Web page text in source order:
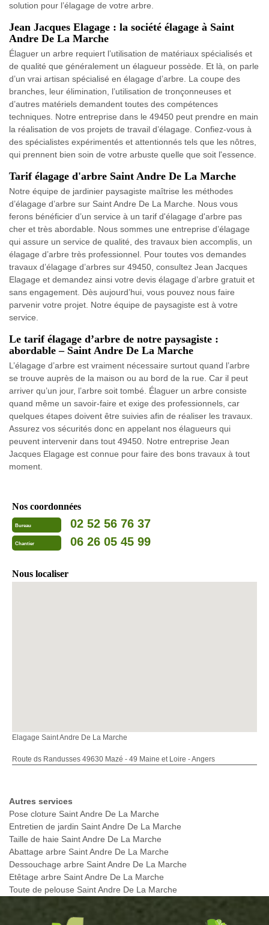
solution pour l’élagage de votre arbre.
Jean Jacques Elagage : la société élagage à Saint
Andre De La Marche
Élaguer un arbre requiert l’utilisation de matériaux spécialisés et
de qualité que généralement un élagueur possède. Et là, on parle
d’un vrai artisan spécialisé en élagage d’arbre. La coupe des
branches, leur élimination, l’utilisation de tronçonneuses et
d’autres matériels demandent toutes des compétences
techniques. Notre entreprise dans le 49450 peut prendre en main
la réalisation de vos projets de travail d’élagage. Confiez-vous à
des spécialistes expérimentés et attentionnés tels que les nôtres,
qui prennent bien soin de votre arbuste quelle que soit l'essence.
Tarif élagage d'arbre Saint Andre De La Marche
Notre équipe de jardinier paysagiste maîtrise les méthodes
d’élagage d’arbre sur Saint Andre De La Marche. Nous vous
ferons bénéficier d’un service à un tarif d'élagage d'arbre pas
cher et très abordable. Nous sommes une entreprise d’élagage
qui assure un service de qualité, des travaux bien accomplis, un
élagage d’arbre très professionnel. Pour toutes vos demandes
travaux d’élagage d’arbres sur 49450, consultez Jean Jacques
Elagage et demandez ainsi votre devis élagage d’arbre gratuit et
sans engagement. Dès aujourd’hui, vous pouvez nous faire
parvenir votre projet. Notre équipe de paysagiste est à votre
service.
Le tarif élagage d’arbre de notre paysagiste :
abordable – Saint Andre De La Marche
L’élagage d’arbre est vraiment nécessaire surtout quand l’arbre
se trouve auprès de la maison ou au bord de la rue. Car il peut
arriver qu’un jour, l’arbre soit tombé. Élaguer un arbre consiste
quand même un savoir-faire et exige des professionnels, car
quelques étapes doivent être suivies afin de réaliser les travaux.
Assurez vos sécurités donc en appelant nos élagueurs qui
peuvent intervenir dans tout 49450. Notre entreprise Jean
Jacques Elagage est connue pour faire des bons travaux à tout
moment.
Nos coordonnées
Bureau 02 52 56 76 37
Chantier 06 26 05 45 99
Nous localiser
Elagage Saint Andre De La Marche
Route ds Randusses 49630 Mazé - 49 Maine et Loire - Angers
Autres services
Pose cloture Saint Andre De La Marche
Entretien de jardin Saint Andre De La Marche
Taille de haie Saint Andre De La Marche
Abattage arbre Saint Andre De La Marche
Dessouchage arbre Saint Andre De La Marche
Etêtage arbre Saint Andre De La Marche
Toute de pelouse Saint Andre De La Marche